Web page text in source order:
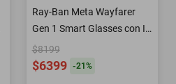
Ray-Ban Meta Wayfarer
Gen 1 Smart Glasses con IA
Cámara Audio y Mensajería
Negro Brillante
$8199
$6399 -21%